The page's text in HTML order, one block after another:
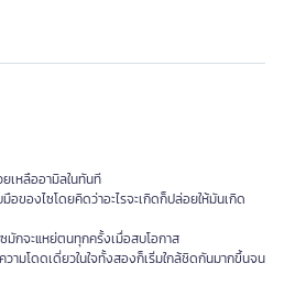
เหลืออามิลในทันที
อของไซโดยคิดว่าอะไรจะเกิดก็ปล่อยให้มันเกิด
กจะแหย่ตนทุกครั้งเมื่อสบโอกาส
ามโดดเดี่ยวในใจทั้งสองก็เริ่มใกล้ชิดกันมากขึ้นจน